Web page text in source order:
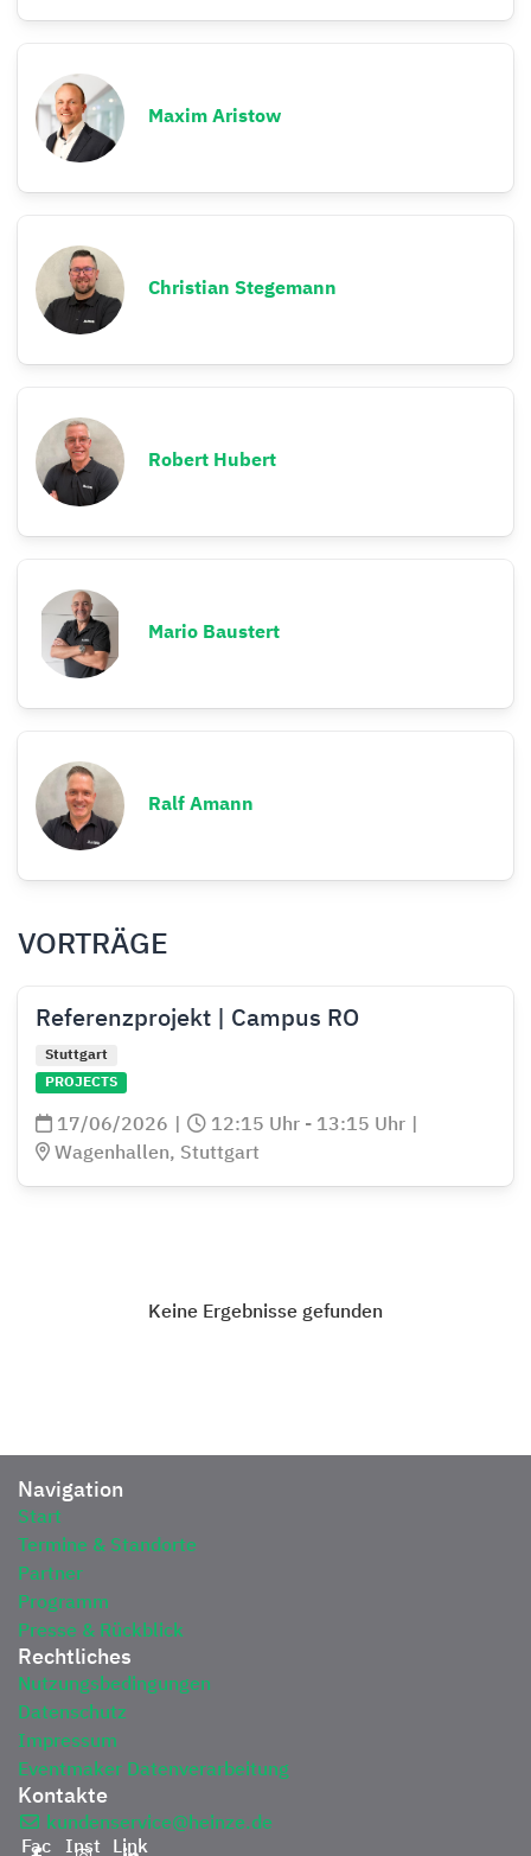
Maxim Aristow
Christian Stegemann
Robert Hubert
Mario Baustert
Ralf Amann
VORTRÄGE
Referenzprojekt | Campus RO
Stuttgart
PROJECTS
17/06/2026 12:15 Uhr - 13:15 Uhr
Wagenhallen, Stuttgart
Keine Ergebnisse gefunden
Navigation
Start
Termine & Standorte
Partner
Programm
Presse & Rückblick
Rechtliches
Nutzungsbedingungen
Datenschutz
Impressum
Eventmaker Datenverarbeitung
Kontakte
kundenservice@heinze.de
Fac
Inst Link